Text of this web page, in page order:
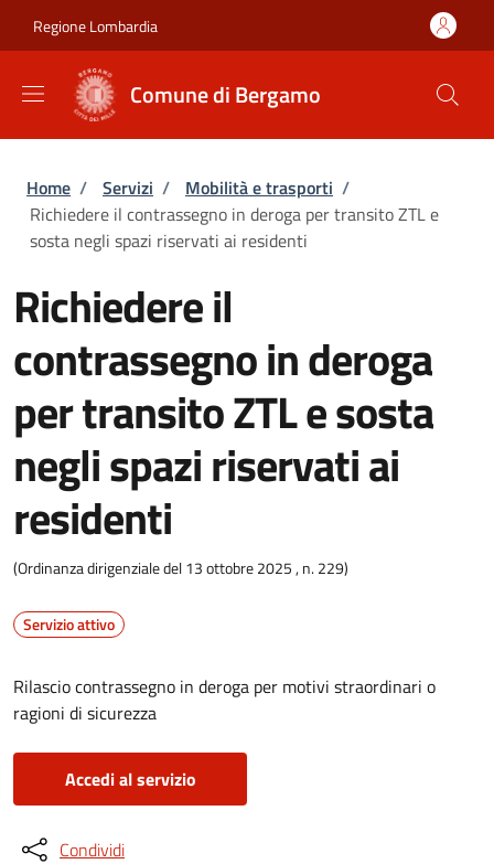
Regione Lombardia
Comune di Bergamo
Briciole di pane
Home / Servizi / Mobilità e trasporti /
Richiedere il contrassegno in deroga per transito ZTL e
sosta negli spazi riservati ai residenti
Richiedere il
contrassegno in deroga
per transito ZTL e sosta
negli spazi riservati ai
residenti
(Ordinanza dirigenziale del 13 ottobre 2025 , n. 229)
Servizio attivo
Rilascio contrassegno in deroga per motivi straordinari o
ragioni di sicurezza
Accedi al servizio
Condividi